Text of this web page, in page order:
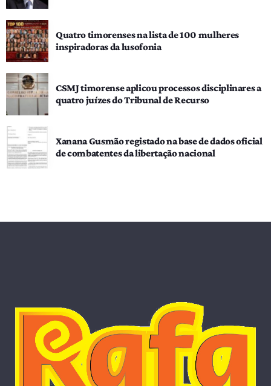
Quatro timorenses na lista de 100 mulheres
inspiradoras da lusofonia
CSMJ timorense aplicou processos disciplinares a
quatro juízes do Tribunal de Recurso
Xanana Gusmão registado na base de dados oficial
de combatentes da libertação nacional